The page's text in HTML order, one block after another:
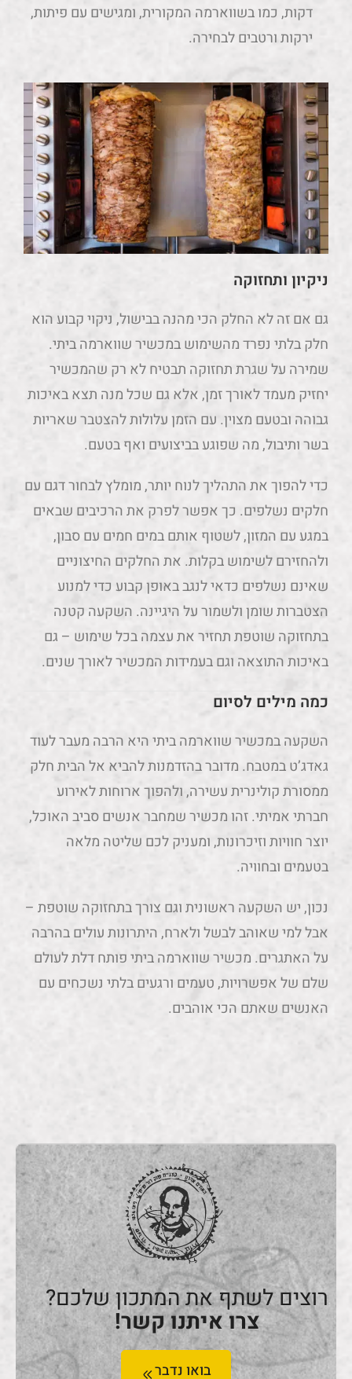
דקות, כמו בשווארמה המקורית, ומגישים עם פיתות,
ירקות ורטבים לבחירה.
ניקיון ותחזוקה
גם אם זה לא החלק הכי מהנה בבישול, ניקוי קבוע הוא
חלק בלתי נפרד מהשימוש במכשיר שווארמה ביתי.
שמירה על שגרת תחזוקה תבטיח לא רק שהמכשיר
יחזיק מעמד לאורך זמן, אלא גם שכל מנה תצא באיכות
גבוהה ובטעם מצוין. עם הזמן עלולות להצטבר שאריות
בשר ותיבול, מה שפוגע בביצועים ואף בטעם.
כדי להפוך את התהליך לנוח יותר, מומלץ לבחור דגם עם
חלקים נשלפים. כך אפשר לפרק את הרכיבים שבאים
במגע עם המזון, לשטוף אותם במים חמים עם סבון,
ולהחזירם לשימוש בקלות. את החלקים החיצוניים
שאינם נשלפים כדאי לנגב באופן קבוע כדי למנוע
הצטברות שומן ולשמור על היגיינה. השקעה קטנה
בתחזוקה שוטפת תחזיר את עצמה בכל שימוש – גם
באיכות התוצאה וגם בעמידות המכשיר לאורך שנים.
כמה מילים לסיום
השקעה במכשיר שווארמה ביתי היא הרבה מעבר לעוד
גאדג’ט במטבח. מדובר בהזדמנות להביא אל הבית חלק
ממסורת קולינרית עשירה, ולהפוך ארוחות לאירוע
חברתי אמיתי. זהו מכשיר שמחבר אנשים סביב האוכל,
יוצר חוויות וזיכרונות, ומעניק לכם שליטה מלאה
בטעמים ובחוויה.
נכון, יש השקעה ראשונית וגם צורך בתחזוקה שוטפת –
אבל למי שאוהב לבשל ולארח, היתרונות עולים בהרבה
על האתגרים. מכשיר שווארמה ביתי פותח דלת לעולם
שלם של אפשרויות, טעמים ורגעים בלתי נשכחים עם
האנשים שאתם הכי אוהבים.
רוצים לשתף את המתכון שלכם?
צרו איתנו קשר!
בואו נדבר